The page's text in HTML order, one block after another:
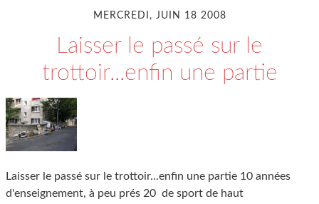
MERCREDI, JUIN 18 2008
Laisser le passé sur le
trottoir...enfin une partie
Laisser le passé sur le trottoir...enfin une partie 10 années
d'enseignement, à peu prés 20 de sport de haut